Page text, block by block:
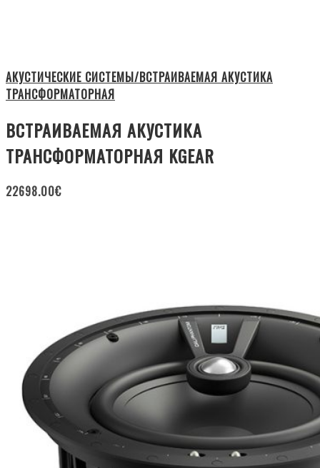
АКУСТИЧЕСКИЕ СИСТЕМЫ/ВСТРАИВАЕМАЯ АКУСТИКА
ТРАНСФОРМАТОРНАЯ
ВСТРАИВАЕМАЯ АКУСТИКА
ТРАНСФОРМАТОРНАЯ KGEAR
22698.00€